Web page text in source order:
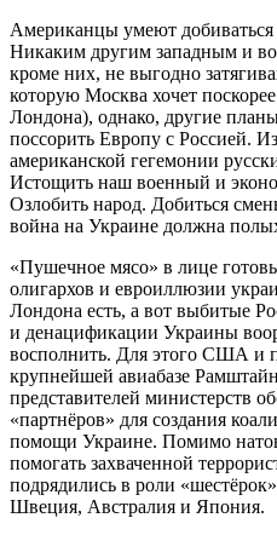
Американцы умеют
Никаким другим западным и
кроме них, не выгодно
которую Москва хочет
Лондона), однако, другие
поссорить Европу с Россией.
американской гегемонии
Истощить наш военный и
Озлобить народ. Добиться
война на Украине должна
«Пушечное мясо» в лице
олигархов и евроиллюзии
Лондона есть, а вот выбитые
и денацификации Украины
восполнить. Для этого США и
крупнейшей авиабазе
представителей министерств
«партнёров» для создания
помощи Украине. Помимо
помогать захваченной
подрядились в роли
Швеция, Австралия и Япония.